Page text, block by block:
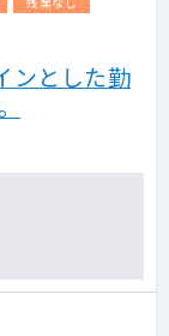
ンとした勤